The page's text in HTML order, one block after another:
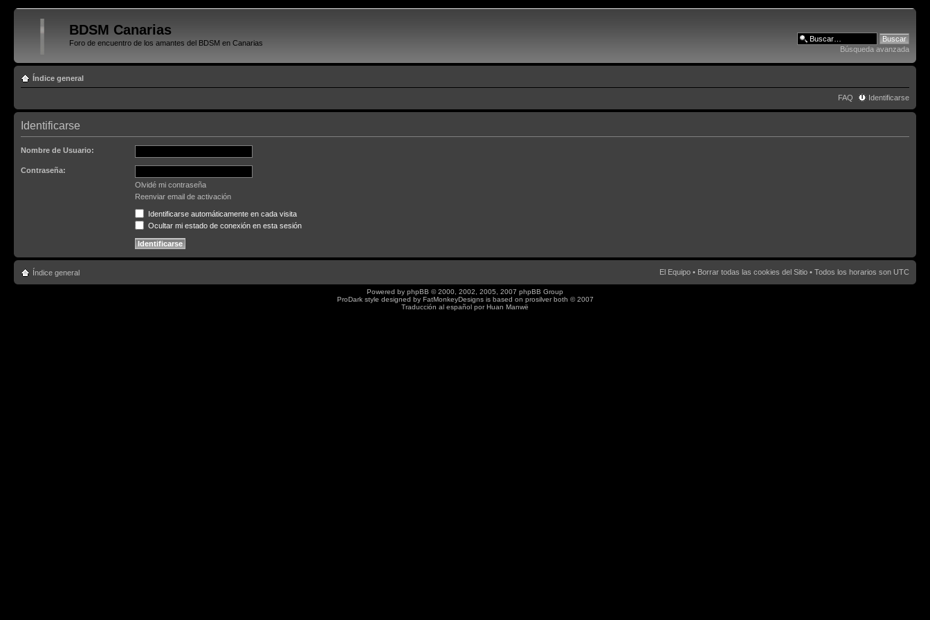
BDSM Canarias
Foro de encuentro de los amantes del BDSM en Canarias
Búsqueda avanzada
Índice general
FAQ Identificarse
Identificarse
Nombre de Usuario:
Contraseña:
Olvidé mi contraseña
Reenviar email de activación
Identificarse automáticamente en cada visita
Ocultar mi estado de conexión en esta sesión
Índice general El Equipo • Borrar todas las cookies del Sitio • Todos los horarios son UTC
Powered by phpBB © 2000, 2002, 2005, 2007 phpBB Group
ProDark style designed by FatMonkeyDesignsis based on prosilverboth © 2007
Traducción al español porHuan Manwë